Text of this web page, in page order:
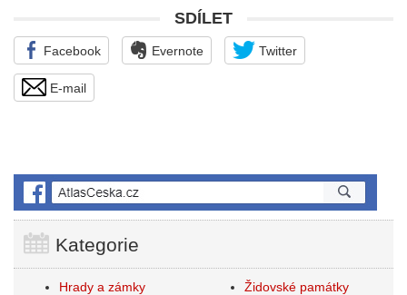
SDÍLET
Facebook Evernote Twitter
E-mail
Kategorie
Hrady a zámky
Židovské památky